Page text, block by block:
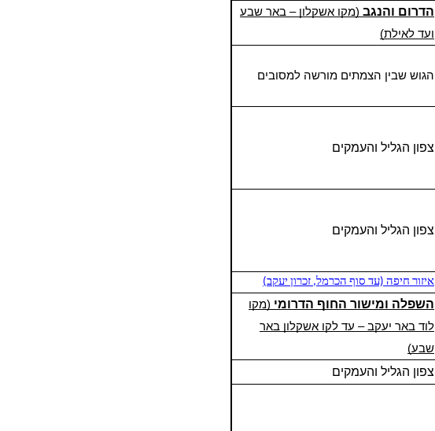
הדרום והנגב (מקו אשקלון – באר שבע
ועד לאילת)
הגוש שבין הצמתים מורשה למסובים
צפון הגליל והעמקים
צפון הגליל והעמקים
איזור חיפה (עד סוף הכרמל, זכרון יעקב)
השפלה ומישור החוף הדרומי (מקו
לוד באר יעקב – עד לקו אשקלון באר
שבע)
צפון הגליל והעמקים